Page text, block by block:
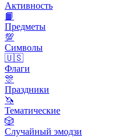
Активность
📙
Предметы
💯
Символы
🇺🇸
Флаги
🎊
Праздники
🦄
Тематические
🎲
Случайный эмодзи